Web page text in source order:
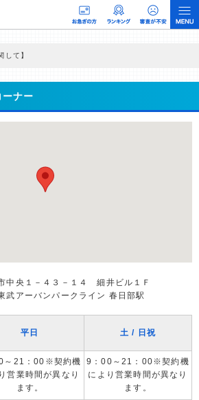
して】
なく、当編集部の調査／ユーザーへの口コミ収集な
情報提供を行っています。
ナー
中央１－４３－１４ 細井ビル１Ｆ
武アーバンパークライン 春日部駅
平日 土 / 日祝
～21：00※契約機
営業時間が異なり
ます。
9：00～21：00※契約機
により営業時間が異なり
ます。